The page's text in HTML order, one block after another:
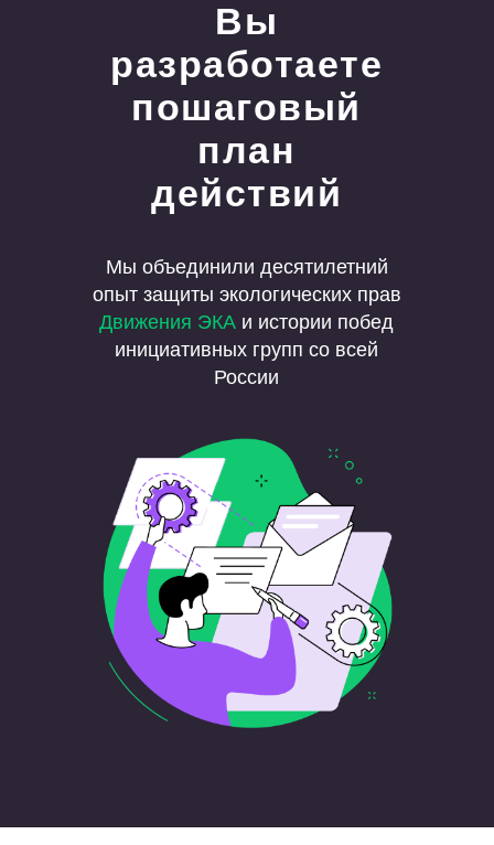
Вы
разработаете
пошаговый
план
действий
Мы объединили десятилетний
опыт защиты экологических прав
Движения ЭКА и истории побед
инициативных групп со всей
России